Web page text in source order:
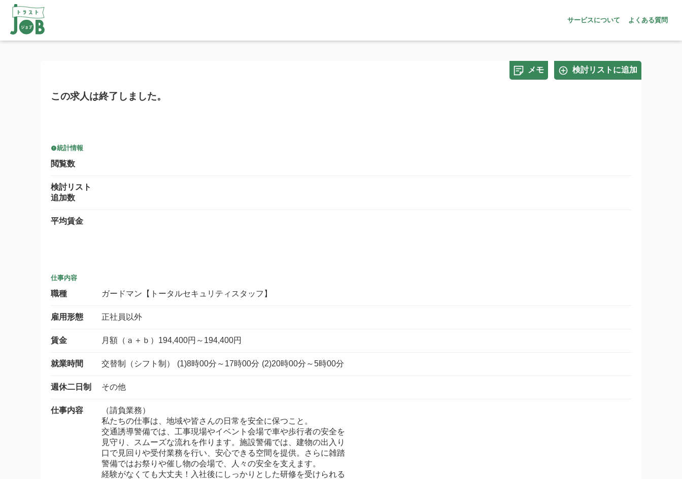
サービスについて よくある質問
メモ 検討リストに追加
この求人は終了しました。
統計情報
閲覧数
検討リスト
追加数
平均賃金
仕事内容
職種 ガードマン【トータルセキュリティスタッフ】
雇用形態 正社員以外
賃金 月額（ａ＋ｂ）194,400円～194,400円
就業時間 交替制（シフト制） (1)8時00分～17時00分 (2)20時00分～5時00分
週休二日制 その他
仕事内容
（請負業務）
私たちの仕事は、地域や皆さんの日常を安全に保つこと。
交通誘導警備では、工事現場やイベント会場で車や歩行者の安全を
見守り、スムーズな流れを作ります。施設警備では、建物の出入り
口で見回りや受付業務を行い、安心できる空間を提供。さらに雑踏
警備ではお祭りや催し物の会場で、人々の安全を支えます。
経験がなくても大丈夫！入社後にしっかりとした研修を受けられる